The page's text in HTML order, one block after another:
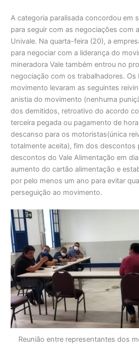
A categoria paralisada concordou em
para seguir com as negociações com
Univale. Na quarta-feira (20), a
para negociar com a liderança do
mineradora Vale também entrou no
negociação com os trabalhadores. Os
movimento levaram as seguintes
anistia do movimento (nenhuma
dos demitidos, retroativo do acordo
terceira pegada ou pagamento de
descanso para os motoristas(única
totalmente aceita), fim dos descontos
descontos do Vale Alimentação em
aumento do cartão alimentação e
por pelo menos um ano para evitar
perseguição ao movimento.
Reunião entre representantes dos